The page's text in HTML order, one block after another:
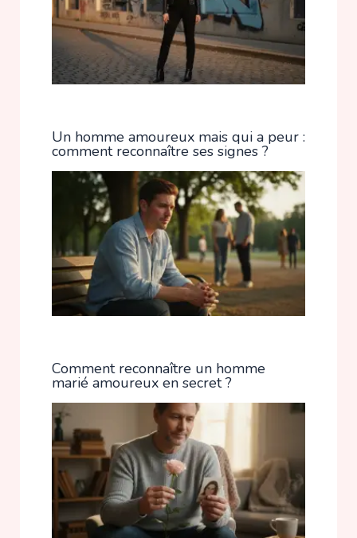
Un homme amoureux mais qui a peur :
comment reconnaître ses signes ?
Comment reconnaître un homme
marié amoureux en secret ?